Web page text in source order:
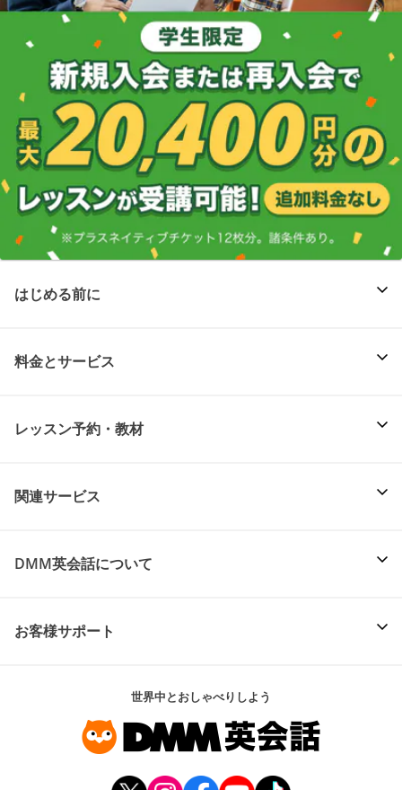
はじめる前に
料金とサービス
レッスン予約・教材
関連サービス
DMM英会話について
お客様サポート
世界中とおしゃべりしよう